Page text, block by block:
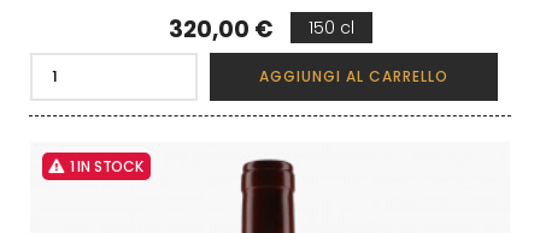
Prezzo
320,00 € 150 cl
AGGIUNGI AL CARRELLO
1 IN STOCK